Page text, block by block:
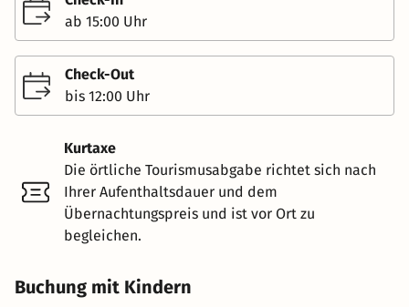
ab 15:00 Uhr
Check-Out
bis 12:00 Uhr
Kurtaxe
Die örtliche Tourismusabgabe richtet sich nach
Ihrer Aufenthaltsdauer und dem
Übernachtungspreis und ist vor Ort zu
begleichen.
Buchung mit Kindern